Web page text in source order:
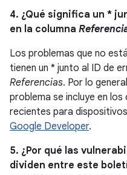
4. ¿Qué significa un *
en la columna
Los problemas que no
tienen un * junto al ID de
Referencias. Por lo
problema se incluye en
recientes para
Google Developer.
5. ¿Por qué las
dividen entre este